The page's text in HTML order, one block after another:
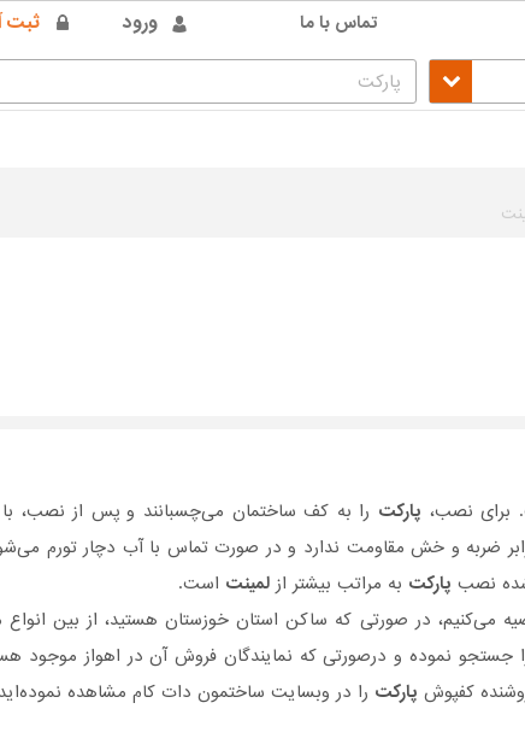
ورود ثبت تماس با ما
برای نصب، پارکت را به کف ساختمان می‌چسبانند و پس از نصب،
ضربه و خش مقاومت ندارد و در صورت تماس با آب دچار تورم
شده نصب پارکت به مراتب بیشتر از لمینت است.
می‌کنیم، در صورتی که ساکن استان خوزستان هستید، از بین
جستجو نموده و درصورتی‌ که نمایندگان فروش آن در اهواز موجود
کفپوش پارکت را در وبسایت ساختمون دات کام مشاهده